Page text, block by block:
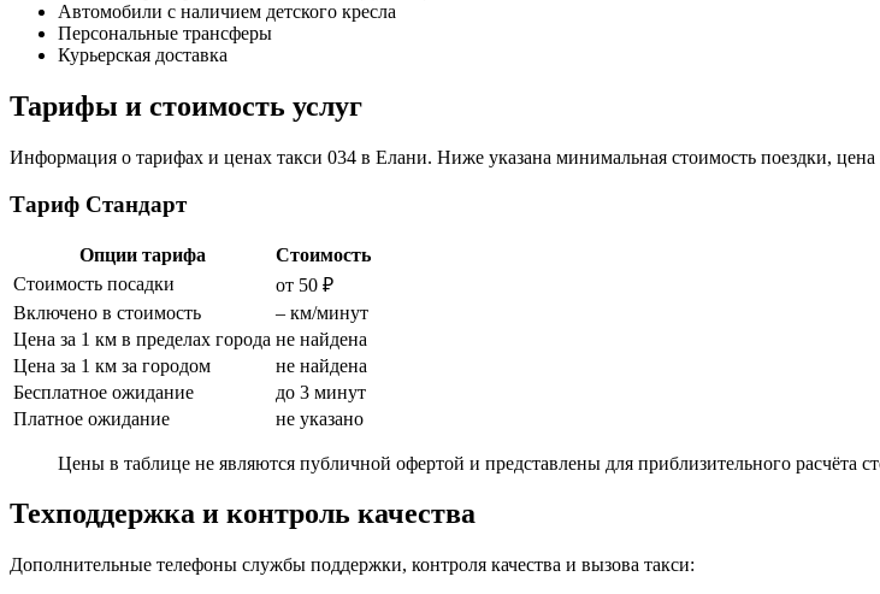
Автомобили с наличием детского кресла
Персональные трансферы
Курьерская доставка
Тарифы и стоимость услуг
Информация о тарифах и ценах такси 034 в Елани. Ниже указана минимальная стоимость поездки,
Тариф Стандарт
Опции тарифа
Стоимость
Стоимость посадки
от 50 ₽
Включено в стоимость
– км/минут
Цена за 1 км в пределах города не найдена
Цена за 1 км за городом
не найдена
Бесплатное ожидание
до 3 минут
Платное ожидание
не указано
Цены в таблице не являются публичной офертой и представлены для приблизительного расчёта
Техподдержка и контроль качества
Дополнительные телефоны службы поддержки, контроля качества и вызова такси: